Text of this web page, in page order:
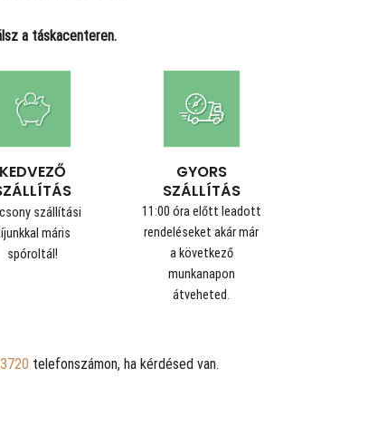
a táskacenteren.
KEDVEZŐ
szállítási
máris
spóroltál!
GYORS
SZÁLLÍTÁS
11:00 óra előtt leadott
rendeléseket akár már
a következő
munkanapon
átveheted.
telefonszámon, ha kérdésed van.